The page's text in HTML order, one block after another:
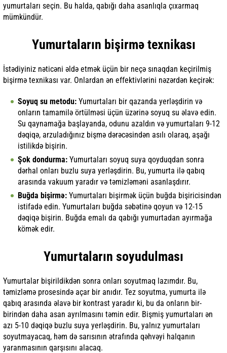
yumurtaları seçin. Bu halda, qabığı daha asanlıqla çıxarmaq
mümkündür.
Yumurtaların bişirmə texnikası
İstədiyiniz nəticəni əldə etmək üçün bir neçə sınaqdan keçirilmiş
bişirmə texnikası var. Onlardan ən effektivlərini nəzərdən keçirək:
Soyuq su metodu: Yumurtaları bir qazanda yerləşdirin və
onların tamamilə örtülməsi üçün üzərinə soyuq su əlavə edin.
Su qaynamağa başlayanda, odunu azaldın və yumurtaları 9-12
dəqiqə, arzuladığınız bişmə dərəcəsindən asılı olaraq, aşağı
istilikdə bişirin.
Şok dondurma: Yumurtaları soyuq suya qoyduqdan sonra
dərhal onları buzlu suya yerləşdirin. Bu, yumurta ilə qabıq
arasında vakuum yaradır və təmizləməni asanlaşdırır.
Buğda bişirmə: Yumurtaları bişirmək üçün buğda bişiricisindən
istifadə edin. Yumurtaları buğda səbətinə qoyun və 12-15
dəqiqə bişirin. Buğda emalı da qabığı yumurtadan ayırmağa
kömək edir.
Yumurtaların soyudulması
Yumurtalar bişirildikdən sonra onları soyutmaq lazımdır. Bu,
təmizləmə prosesində açar bir anıdır. Tez soyutma, yumurta ilə
qabıq arasında əlavə bir kontrast yaradır ki, bu da onların bir-
birindən daha asan ayrılmasını təmin edir. Bişmiş yumurtaları ən
azı 5-10 dəqiqə buzlu suya yerləşdirin. Bu, yalnız yumurtaları
soyutmayacaq, həm də sarısının ətrafında qəhvəyi halqanın
yaranmasının qarşısını alacaq.